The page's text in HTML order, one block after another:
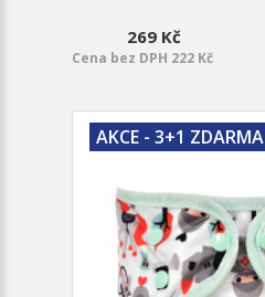
269 Kč
Cena bez DPH 222 Kč
AKCE - 3+1 ZDARMA